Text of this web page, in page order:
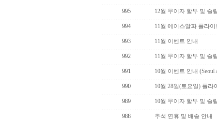
995 12월 무이자 할부 및 슬
994 11월 에이스알파 플라
993 11월 이벤트 안내
992 11월 무이자 할부 및 슬
991 10월 이벤트 안내
990 10월 28일(토요일) 플라
989 10월 무이자 할부 및 슬
988 추석 연휴 및 배송 안내